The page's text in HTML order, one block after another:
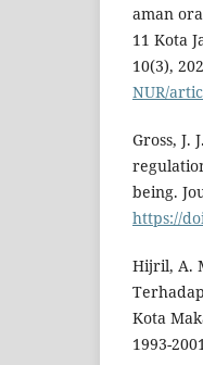
aman
11 Kota
10(3),
NUR/
Gross, J.
being.
https://
Hijril, A.
Kota
1993-